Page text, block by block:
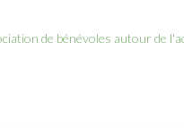
de bénévoles autour de